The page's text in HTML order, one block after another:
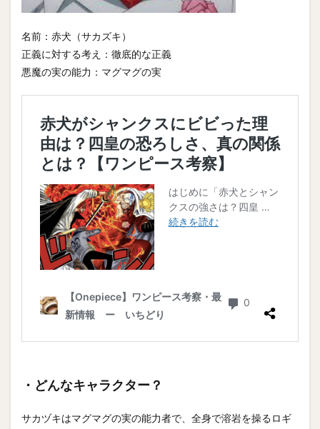
名前：赤犬（サカズキ）
正義に対する考え：徹底的な正義
悪魔の実の能力：マグマグの実
・どんなキャラクター？
サカヅキはマグマグの実の能力者で、全身で溶岩を操るロギ